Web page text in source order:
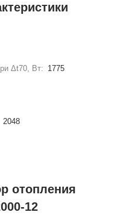
Δt70, Вт: 1775
2048
отопления
12